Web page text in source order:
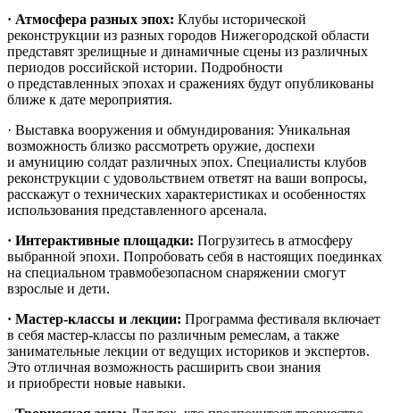
· Атмосфера разных эпох: Клубы исторической
реконструкции из разных городов Нижегородской области
представят зрелищные и динамичные сцены из различных
периодов российской истории. Подробности
о представленных эпохах и сражениях будут опубликованы
ближе к дате мероприятия.
· Выставка вооружения и обмундирования: Уникальная
возможность близко рассмотреть оружие, доспехи
и амуницию солдат различных эпох. Специалисты клубов
реконструкции с удовольствием ответят на ваши вопросы,
расскажут о технических характеристиках и особенностях
использования представленного арсенала.
· Интерактивные площадки: Погрузитесь в атмосферу
выбранной эпохи. Попробовать себя в настоящих поединках
на специальном травмобезопасном снаряжении смогут
взрослые и дети.
· Мастер-классы и лекции: Программа фестиваля включает
в себя мастер-классы по различным ремеслам, а также
занимательные лекции от ведущих историков и экспертов.
Это отличная возможность расширить свои знания
и приобрести новые навыки.